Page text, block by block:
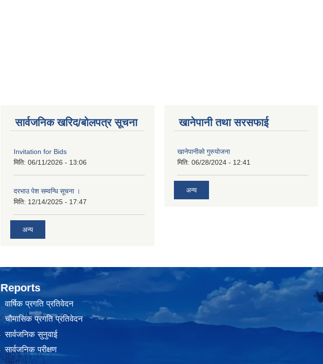
सार्वजनिक खरिद/बोलपत्र सूचना
Invitation for Bids
मिति: 06/11/2026 - 13:06
दरभाउ पेश सम्वन्धि सूचना ।
मिति: 12/14/2025 - 17:47
अन्य
खानेपानी तथा सरसफाई
खानेपानीको गुरुयोजना
मिति: 06/28/2024 - 12:41
अन्य
Reports
वार्षिक प्रगति प्रतिवेदन
चौमासिक प्रगति प्रतिवेदन
सार्वजनिक सुनुवाई
सार्वजनिक परीक्षण